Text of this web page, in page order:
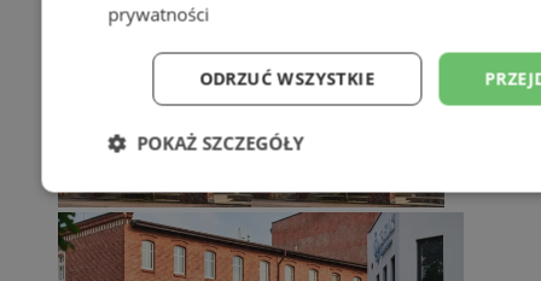
prywatności
ODRZUĆ WSZYSTKIE
POKAŻ SZCZEGÓŁY
Niezbędne Wydajność